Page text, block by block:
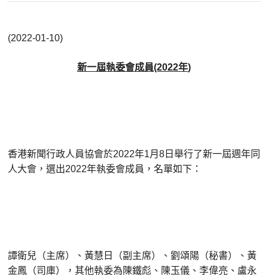
(2022-01-10)
新一屆執委會成員(2022年)
香港新聞行政人員協會於2022年1月8日舉行了新一屆週年同
人大會，選出2022年執委會成員，名單如下：
譚衛兒（主席）、黃慧日（副主席）、劉頌陽（秘書）、黃
金鳳（司庫），其他執委為陳鐵彪、陳玉儀、李偉亮、盧永